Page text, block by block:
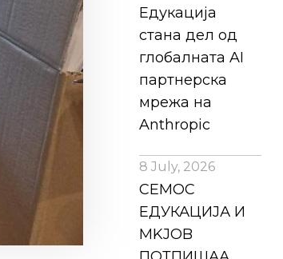
Едукација
стана дел од
глобалната AI
партнерска
мрежа на
Anthropic
8 July, 2026
СЕМОС
ЕДУКАЦИЈА И
MKJOB